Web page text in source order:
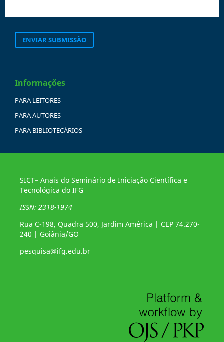
ENVIAR SUBMISSÃO
Informações
PARA LEITORES
PARA AUTORES
PARA BIBLIOTECÁRIOS
SICT– Anais do Seminário de Iniciação Científica e
Tecnológica do IFG
ISSN: 2318-1974
Rua C-198, Quadra 500, Jardim América | CEP 74.270-
240 | Goiânia/GO
pesquisa@ifg.edu.br